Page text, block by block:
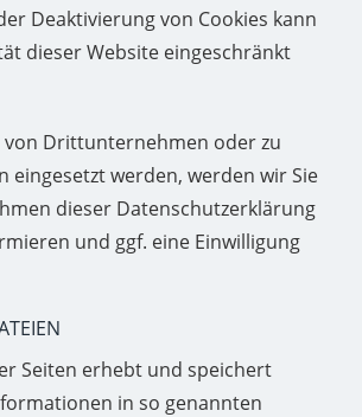
Deaktivierung von Cookies kann
dieser Website eingeschränkt
von Drittunternehmen oder zu
eingesetzt werden, werden wir Sie
dieser Datenschutzerklärung
und ggf. eine Einwilligung
Seiten erhebt und speichert
in so genannten